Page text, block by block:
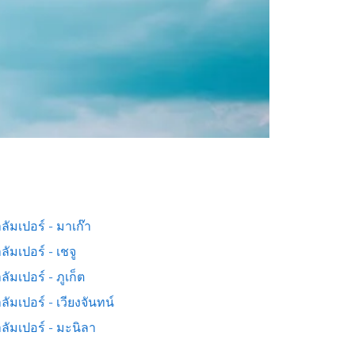
มเปอร์ - มาเก๊า
มเปอร์ - เชจู
มเปอร์ - ภูเก็ต
มเปอร์ - เวียงจันทน์
มเปอร์ - มะนิลา